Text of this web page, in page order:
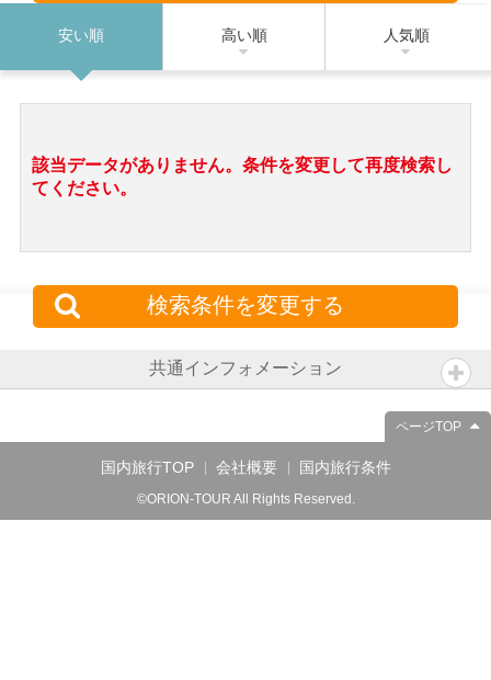
安い順 高い順 人気順
該当データがありません。条件を変更して再度検索し
てください。
検索条件を変更する
共通インフォメーション
ページTOP
国内旅行TOP 会社概要 国内旅行条件
©ORION-TOUR All Rights Reserved.